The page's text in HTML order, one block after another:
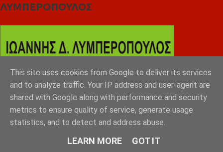
ΛΥΜΠΕΡΟΠΟΥΛΟΣ
This site uses cookies from Google to deliver its services
and to analyze traffic. Your IP address and user-agent are
shared with Google along with performance and security
metrics to ensure quality of service, generate usage
statistics, and to detect and address abuse.
LEARN MORE GOT IT